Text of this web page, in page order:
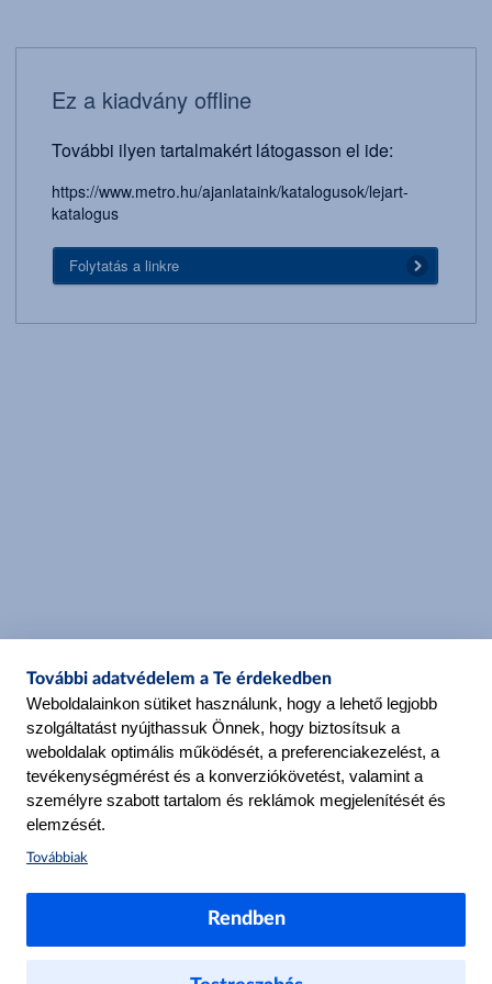
Ez a kiadvány offline
További ilyen tartalmakért látogasson el ide:
https://www.metro.hu/ajanlataink/katalogusok/lejart-
katalogus
Folytatás a linkre